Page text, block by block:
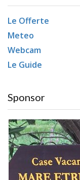
Le Offerte
Meteo
Webcam
Le Guide
Sponsor